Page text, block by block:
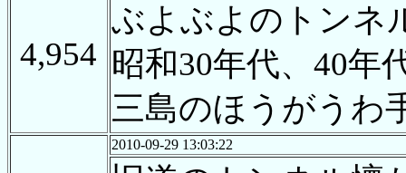
4,954
ぶよぶよのトンネ
昭和30年代、40年
三島のほうがうわ
2010-09-29 13:03:22